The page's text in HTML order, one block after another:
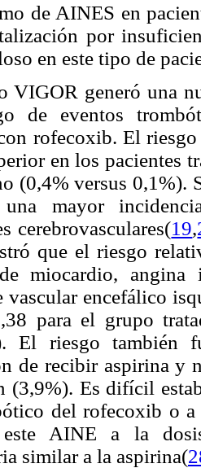
de AINES en
por
en este tipo de
VIGOR generó una
de eventos
rofecoxib. El
en los pacientes
(0,4% versus 0,1%).
una mayor
cerebrovasculares(19,
que el riesgo
miocardio, angina
vascular encefálico
para el grupo
El riesgo también
de recibir aspirina y
(3,9%). Es difícil
del rofecoxib o
AINE a la dosis
similar a la aspirina(